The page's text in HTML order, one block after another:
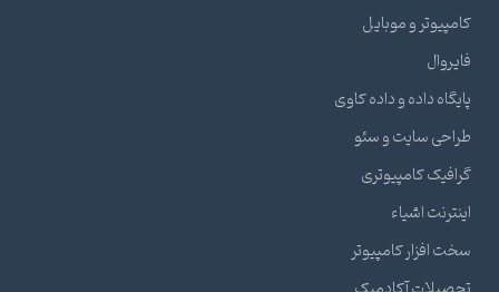
کامپیوتر و موبایل
فایروال
پایگاه داده و داده کاوی
طراحی سایت و سئو
گرافیک کامپیوتری
اینترنت اشیاء
سخت افزار کامپیوتر